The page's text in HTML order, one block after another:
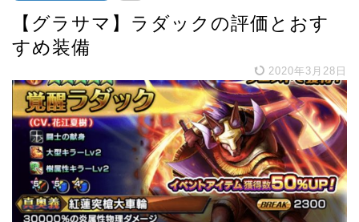
【グラサマ】ラダックの評価とおす
すめ装備
2020年3月28日